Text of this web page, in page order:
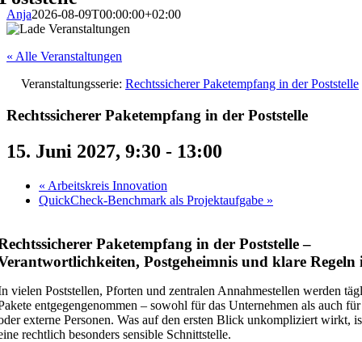
Anja2026-08-09T00:00:00+02:00
« Alle Veranstaltungen
Veranstaltungsserie: Rechtssicherer Paketempfang in der Poststelle
Rechtssicherer Paketempfang in der Poststelle
15. Juni 2027, 9:30 - 13:00
« Arbeitskreis Innovation
QuickCheck-Benchmark als Projektaufgabe »
Paketempfang in der Poststelle –
Postgeheimnis und klare Regeln
vielen Poststellen, Pforten und zentralen Annahmestellen werden
entgegengenommen – sowohl für das Unternehmen als auch
externe Personen. Was auf den ersten Blick unkompliziert wirkt,
rechtlich besonders sensible Schnittstelle.